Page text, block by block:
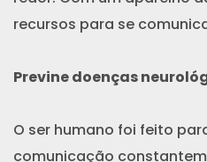
recursos para se
Previne doenças
O ser humano foi feito
comunicação